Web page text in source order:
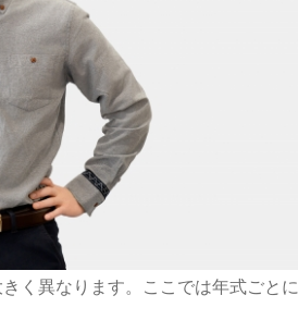
く異なります。ここでは年式ごとに